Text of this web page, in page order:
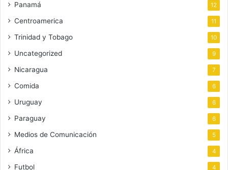
Panamá 12
Centroamerica 11
Trinidad y Tobago 10
Uncategorized 9
Nicaragua 7
Comida 6
Uruguay 6
Paraguay 6
Medios de Comunicación 5
África 4
Futbol 4